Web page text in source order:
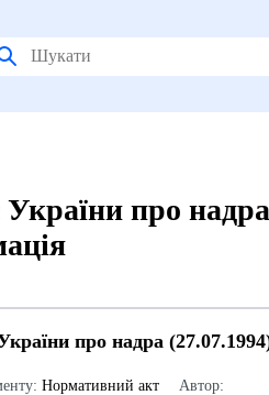
України про
про надра
Нормативний акт
Автор: